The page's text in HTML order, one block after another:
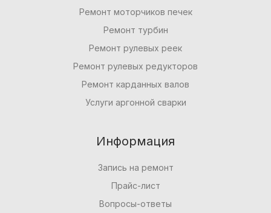
Ремонт моторчиков печек
Ремонт турбин
Ремонт рулевых реек
Ремонт рулевых редукторов
Ремонт карданных валов
Услуги аргонной сварки
Информация
Запись на ремонт
Прайс-лист
Вопросы-ответы